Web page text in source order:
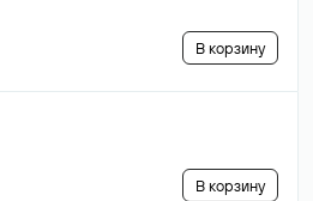
В корзину
В корзину